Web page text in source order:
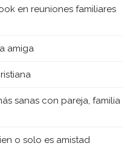
en reuniones familiares
amiga
sanas con pareja, familia
o solo es amistad